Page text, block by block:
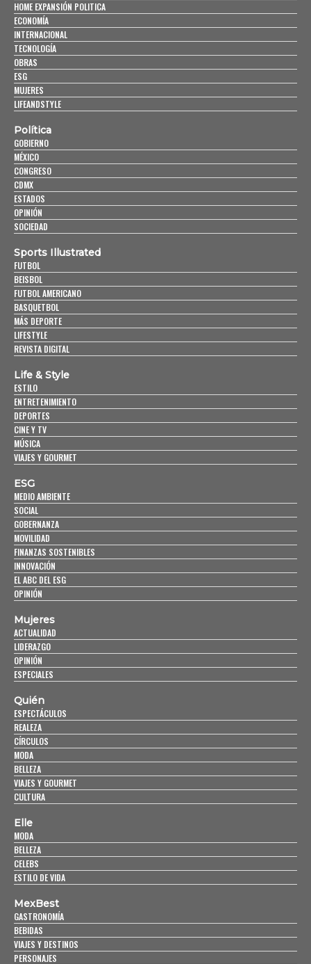
HOME EXPANSIÓN POLITICA
ECONOMÍA
INTERNACIONAL
TECNOLOGÍA
OBRAS
ESG
MUJERES
LIFEANDSTYLE
Política
GOBIERNO
MÉXICO
CONGRESO
CDMX
ESTADOS
OPINIÓN
SOCIEDAD
Sports Illustrated
FUTBOL
BEISBOL
FUTBOL AMERICANO
BASQUETBOL
MÁS DEPORTE
LIFESTYLE
REVISTA DIGITAL
Life & Style
ESTILO
ENTRETENIMIENTO
DEPORTES
CINE Y TV
MÚSICA
VIAJES Y GOURMET
ESG
MEDIO AMBIENTE
SOCIAL
GOBERNANZA
MOVILIDAD
FINANZAS SOSTENIBLES
INNOVACIÓN
EL ABC DEL ESG
OPINIÓN
Mujeres
ACTUALIDAD
LIDERAZGO
OPINIÓN
ESPECIALES
Quién
ESPECTÁCULOS
REALEZA
CÍRCULOS
MODA
BELLEZA
VIAJES Y GOURMET
CULTURA
Elle
MODA
BELLEZA
CELEBS
ESTILO DE VIDA
MexBest
GASTRONOMÍA
BEBIDAS
VIAJES Y DESTINOS
PERSONAJES